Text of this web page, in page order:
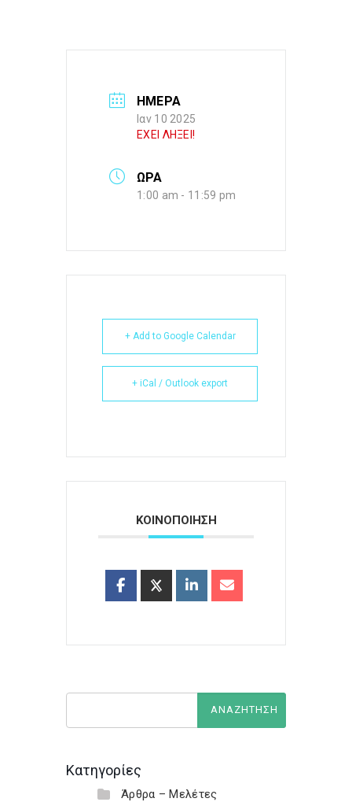
ΗΜΕΡΑ
Ιαν 10 2025
ΕΧΕΙ ΛΗΞΕΙ!
ΩΡΑ
1:00 am - 11:59 pm
+ Add to Google Calendar
+ iCal / Outlook export
ΚΟΙΝΟΠΟΙΗΣΗ
Κατηγορίες
Άρθρα – Μελέτες